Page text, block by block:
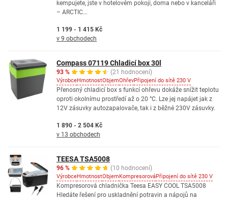
kempujete, jste v hotelovém pokoji, doma nebo v kanceláři
– ARCTIC...
1 199 - 1 415 Kč
v 9 obchodech
Compass 07119 Chladicí box 30l
93 % (21 hodnocení)
VýrobceHmotnostObjemOhřevPřipojení do sítě 230 V
Přenosný chladicí box s funkcí ohřevu dokáže snížit teplotu
oproti okolnímu prostředí až o 20 °C. Lze jej napájet jak z
12V zásuvky autozapalovače, tak i z běžné 230V zásuvky.
1 890 - 2 504 Kč
v 13 obchodech
TEESA TSA5008
96 % (10 hodnocení)
VýrobceHmotnostObjemKompresorováPřipojení do sítě 230 V
Kompresorová chladnička Teesa EASY COOL TSA5008
Hledáte řešení pro uskladnění potravin a nápojů na